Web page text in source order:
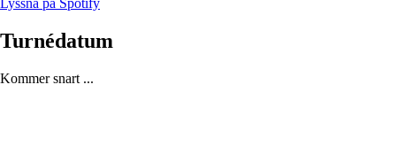
Lyssna på Spotify
Turnédatum
Kommer snart ...